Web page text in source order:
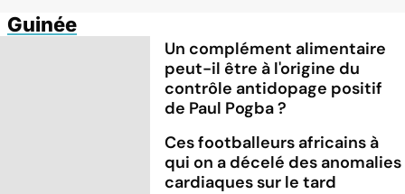
Guinée
Un complément alimentaire
peut-il être à l'origine du
contrôle antidopage positif
de Paul Pogba ?
Ces footballeurs africains à
qui on a décelé des anomalies
cardiaques sur le tard